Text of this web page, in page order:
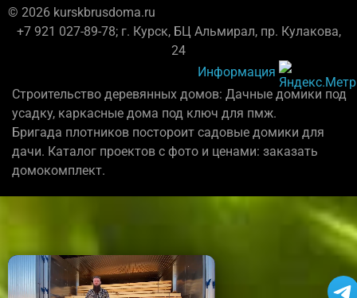
© 2026 kurskbrusdoma.ru
+7 921 027-89-78; г. Курск, БЦ Альмирал, пр. Кулакова,
24
Информация
Строительство деревянных домов: Дачные домики под
усадку, каркасные дома под ключ для пмж.
Бригада плотников постороит садовые домики для
дачи. Каталог проектов с фото и ценами: заказать
домокомплект.